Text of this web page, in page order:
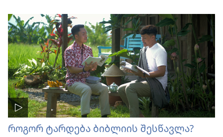
როგორ ტარდება ბიბლიის შესწავლა?